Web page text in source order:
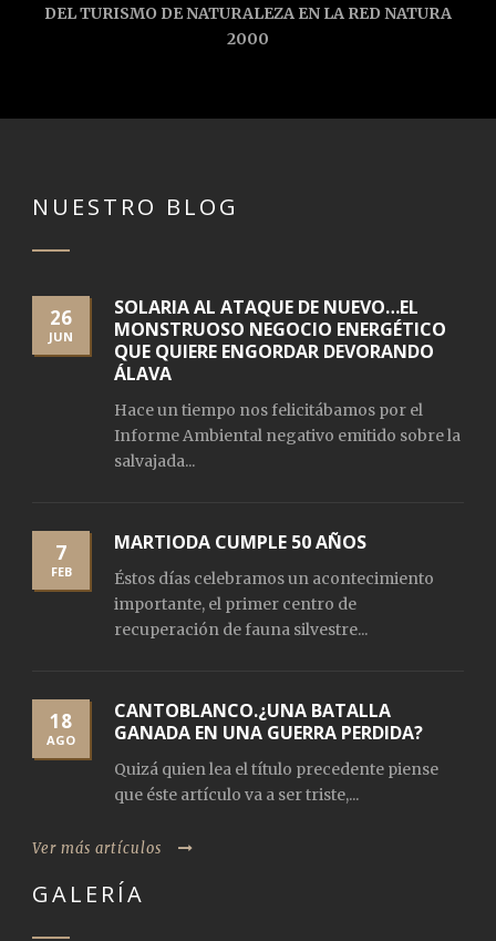
DEL TURISMO DE NATURALEZA EN LA RED NATURA
2000
NUESTRO BLOG
26
JUN
SOLARIA AL ATAQUE DE NUEVO…EL
MONSTRUOSO NEGOCIO ENERGÉTICO
QUE QUIERE ENGORDAR DEVORANDO
ÁLAVA
Hace un tiempo nos felicitábamos por el
Informe Ambiental negativo emitido sobre la
salvajada...
7
FEB
MARTIODA CUMPLE 50 AÑOS
Éstos días celebramos un acontecimiento
importante, el primer centro de
recuperación de fauna silvestre...
18
AGO
CANTOBLANCO.¿UNA BATALLA
GANADA EN UNA GUERRA PERDIDA?
Quizá quien lea el título precedente piense
que éste artículo va a ser triste,...
Ver más artículos
GALERÍA